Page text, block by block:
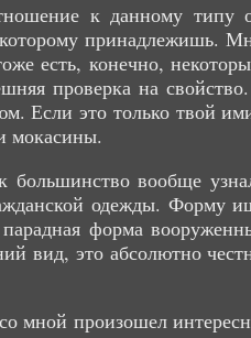
к данному типу
принадлежишь.
есть, конечно,
проверка на
Если это только твой
мокасины.
вообще
одежды.
форма
это абсолютно
мной произошел